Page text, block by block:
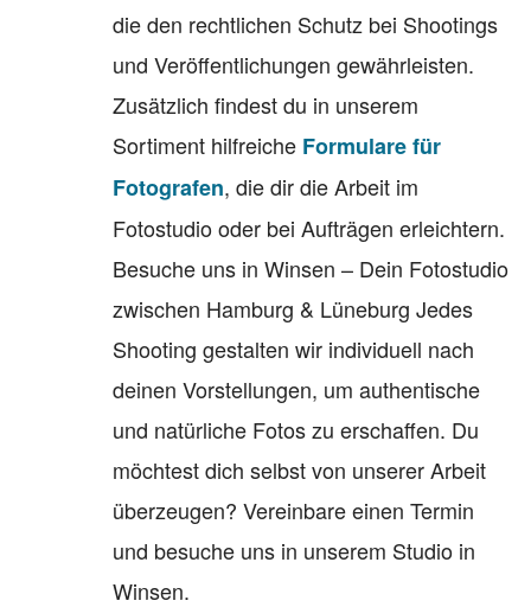
die den rechtlichen Schutz bei Shootings
und Veröffentlichungen gewährleisten.
Zusätzlich findest du in unserem
Sortiment hilfreiche Formulare für
Fotografen, die dir die Arbeit im
Fotostudio oder bei Aufträgen erleichtern.
Besuche uns in Winsen – Dein Fotostudio
zwischen Hamburg & Lüneburg Jedes
Shooting gestalten wir individuell nach
deinen Vorstellungen, um authentische
und natürliche Fotos zu erschaffen. Du
möchtest dich selbst von unserer Arbeit
überzeugen? Vereinbare einen Termin
und besuche uns in unserem Studio in
Winsen.